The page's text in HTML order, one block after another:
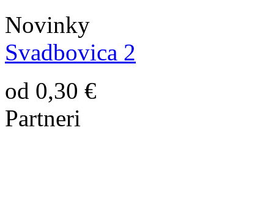
Novinky
Svadbovica 2
od 0,30 €
Partneri